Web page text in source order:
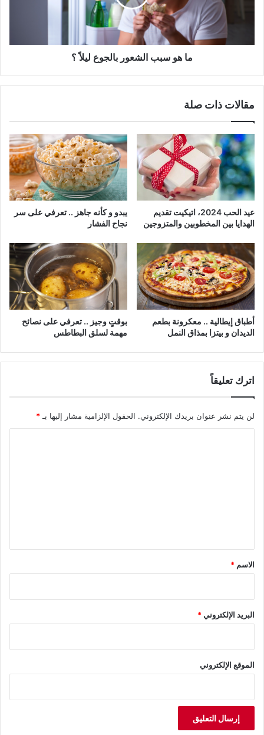
ما هو سبب الشعور بالجوع ليلاً ؟
مقالات ذات صلة
عيد الحب 2024، اتيكيت تقديم
الهدايا بين المخطوبين والمتزوجين
يبدو و كأنه جاهز .. تعرفي على سر
نجاح الفشار
أطباق إيطالية .. معكرونة بطعم
الديدان و بيتزا بمذاق النمل
بوقتٍ وجيز .. تعرفي على نصائح
مهمة لسلق البطاطس
اترك تعليقاً
لن يتم نشر عنوان بريدك الإلكتروني. الحقول الإلزامية مشار إليها بـ *
*
الاسم *
البريد الإلكتروني*
الموقع الإلكتروني